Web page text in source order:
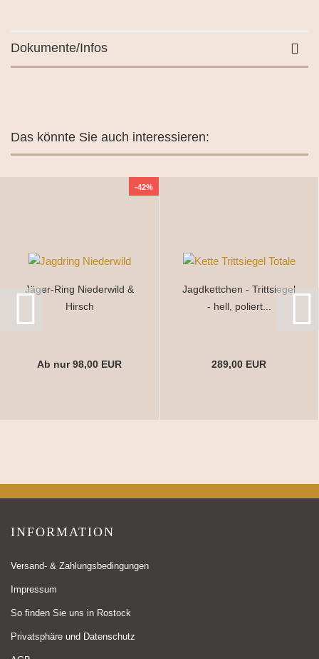
Dokumente/Infos
Das könnte Sie auch interessieren:
-42%
Jäger-Ring Niederwild &
Hirsch
Ab nur 98,00 EUR
Jagdkettchen - Trittsiegel
- hell, poliert...
289,00 EUR
INFORMATION
Versand- & Zahlungsbedingungen
Impressum
So finden Sie uns in Rostock
Privatsphäre und Datenschutz